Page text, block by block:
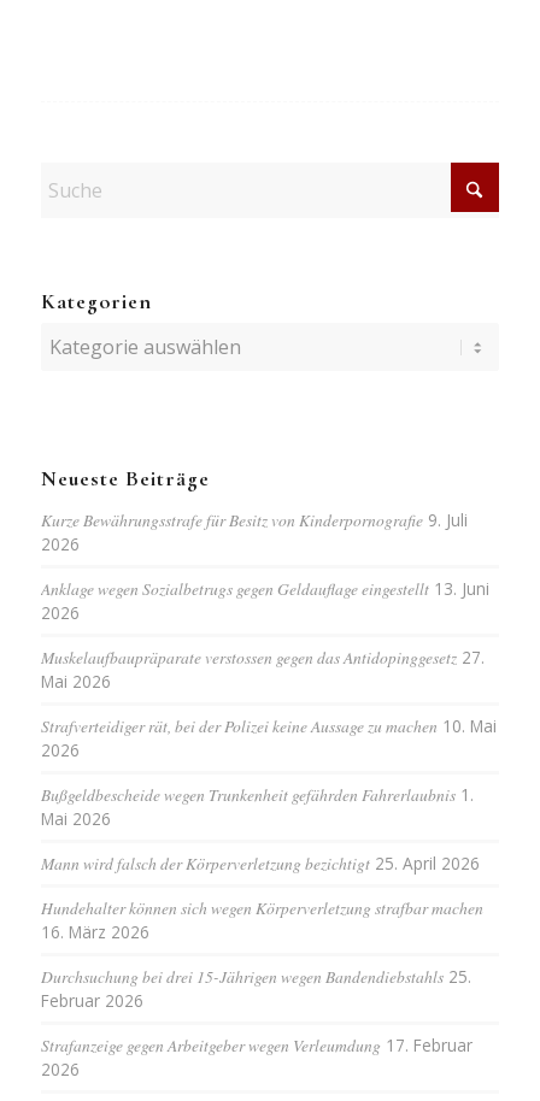
Kategorien
Kategorien
Neueste Beiträge
Kurze Bewährungsstrafe für Besitz von Kinderpornografie 9. Juli
2026
Anklage wegen Sozialbetrugs gegen Geldauflage eingestellt 13. Juni
2026
Muskelaufbaupräparate verstossen gegen das Antidopinggesetz 27.
Mai 2026
Strafverteidiger rät, bei der Polizei keine Aussage zu machen 10. Mai
2026
Bußgeldbescheide wegen Trunkenheit gefährden Fahrerlaubnis 1.
Mai 2026
Mann wird falsch der Körperverletzung bezichtigt 25. April 2026
Hundehalter können sich wegen Körperverletzung strafbar machen
16. März 2026
Durchsuchung bei drei 15-Jährigen wegen Bandendiebstahls 25.
Februar 2026
Strafanzeige gegen Arbeitgeber wegen Verleumdung 17. Februar
2026